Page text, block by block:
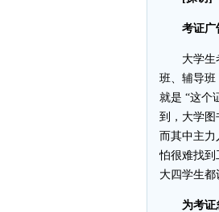
考证广
大学生考
班、辅导班
就是 “这个
到，大学图
而其中主
怕很难找到
大四学生都
为考证